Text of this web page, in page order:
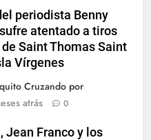
periodista Benny
atentado a tiros
Saint Thomas Saint
Vírgenes
Cruzando por
atrás 0
Jean Franco y los